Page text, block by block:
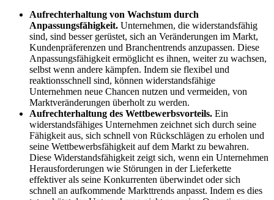
Aufrechterhaltung von Wachstum durch
Anpassungsfähigkeit. Unternehmen, die widerstandsfähig
sind, sind besser gerüstet, sich an Veränderungen im Markt,
Kundenpräferenzen und Branchentrends anzupassen. Diese
Anpassungsfähigkeit ermöglicht es ihnen, weiter zu wachsen,
selbst wenn andere kämpfen. Indem sie flexibel und
reaktionsschnell sind, können widerstandsfähige
Unternehmen neue Chancen nutzen und vermeiden, von
Marktveränderungen überholt zu werden.
Aufrechterhaltung des Wettbewerbsvorteils. Ein
widerstandsfähiges Unternehmen zeichnet sich durch seine
Fähigkeit aus, sich schnell von Rückschlägen zu erholen und
seine Wettbewerbsfähigkeit auf dem Markt zu bewahren.
Diese Widerstandsfähigkeit zeigt sich, wenn ein Unternehmen
Herausforderungen wie Störungen in der Lieferkette
effektiver als seine Konkurrenten überwindet oder sich
schnell an aufkommende Markttrends anpasst. Indem es dies